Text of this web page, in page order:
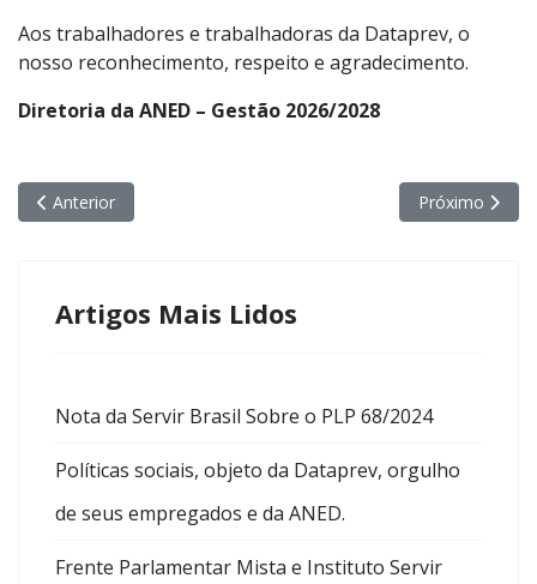
Aos trabalhadores e trabalhadoras da Dataprev, o
nosso reconhecimento, respeito e agradecimento.
Diretoria da ANED – Gestão 2026/2028
Artigo anterior: 2º Boletim da ANED Março de 2026 – Vol. 02 –
Anterior Próximo
Próximo
Artigos Mais Lidos
Nota da Servir Brasil Sobre o PLP 68/2024
Políticas sociais, objeto da Dataprev, orgulho
de seus empregados e da ANED.
Frente Parlamentar Mista e Instituto Servir